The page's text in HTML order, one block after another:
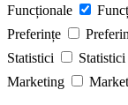
Funcționale
Preferințe
Statistici
Statistici
Marketing